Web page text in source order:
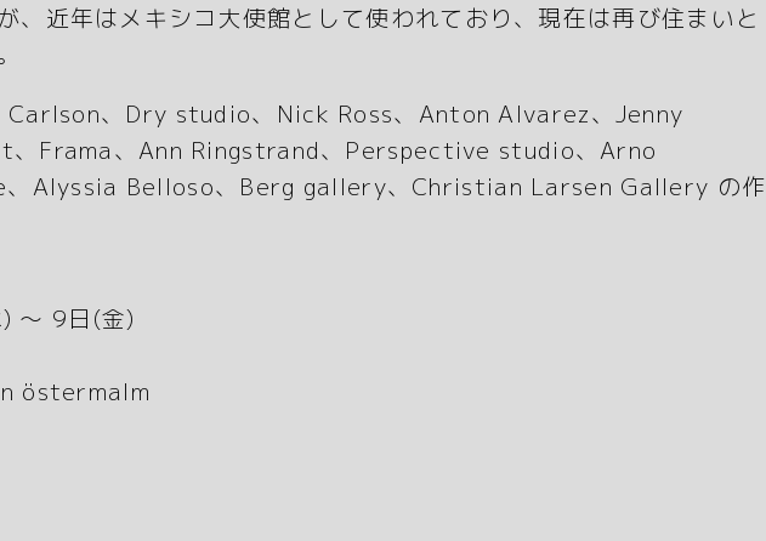
、近年はメキシコ大使館として使われており、現在は再び住まいと
、Dry studio、Nick Ross、Anton Alvarez、Jenny
、Frama、Ann Ringstrand、Perspective studio、Arno
Alyssia Belloso、Berg gallery、Christian Larsen Gallery の作
〜 9日(金)
östermalm